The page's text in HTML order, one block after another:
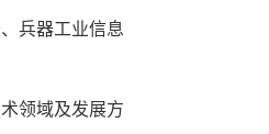
兵器工业信息
领域及发展方